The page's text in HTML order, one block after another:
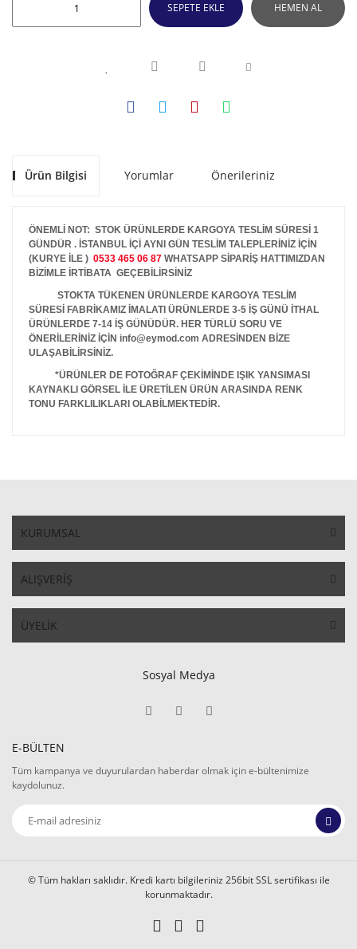
SEPETE EKLE HEMEN AL
Ürün Bilgisi Yorumlar Önerileriniz
ÖNEMLİ NOT: STOK ÜRÜNLERDE KARGOYA TESLİM SÜRESİ 1
GÜNDÜR . İSTANBUL İÇİ AYNI GÜN TESLİM TALEPLERİNİZ İÇİN
(KURYE İLE ) 0533 465 06 87 WHATSAPP SİPARİŞ HATTIMIZDAN
BİZİMLE İRTİBATA GEÇEBİLİRSİNİZ
STOKTA TÜKENEN ÜRÜNLERDE KARGOYA TESLİM
SÜRESİ FABRİKAMIZ İMALATI ÜRÜNLERDE 3-5 İŞ GÜNÜ İTHAL
ÜRÜNLERDE 7-14 İŞ GÜNÜDÜR. HER TÜRLÜ SORU VE
ÖNERİLERİNİZ İÇİN info@eymod.com ADRESİNDEN BİZE
ULAŞABİLİRSİNİZ.
*ÜRÜNLER DE FOTOĞRAF ÇEKİMİNDE IŞIK YANSIMASI
KAYNAKLI GÖRSEL İLE ÜRETİLEN ÜRÜN ARASINDA RENK
TONU FARKLILIKLARI OLABİLMEKTEDİR.
KURUMSAL
ALIŞVERİŞ
ÜYELİK
Sosyal Medya
E-BÜLTEN
Tüm kampanya ve duyurulardan haberdar olmak için e-bültenimize
kaydolunuz.
© Tüm hakları saklıdır. Kredi kartı bilgileriniz 256bit SSL sertifikası ile
korunmaktadır.